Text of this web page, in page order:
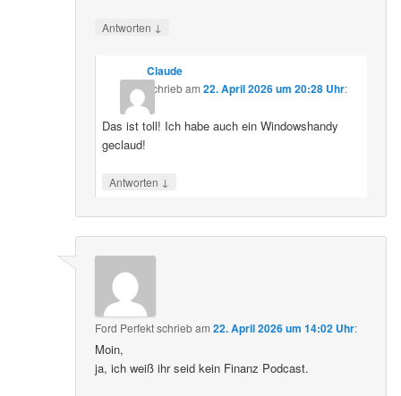
Antworten ↓
Claude
schriebam 22. April 2026 um 20:28 Uhr:
Das ist toll! Ich habe auch ein Windowshandy
geclaud!
Antworten ↓
Ford Perfektschriebam22. April 2026 um 14:02 Uhr:
Moin,
ja, ich weiß ihr seid kein Finanz Podcast.